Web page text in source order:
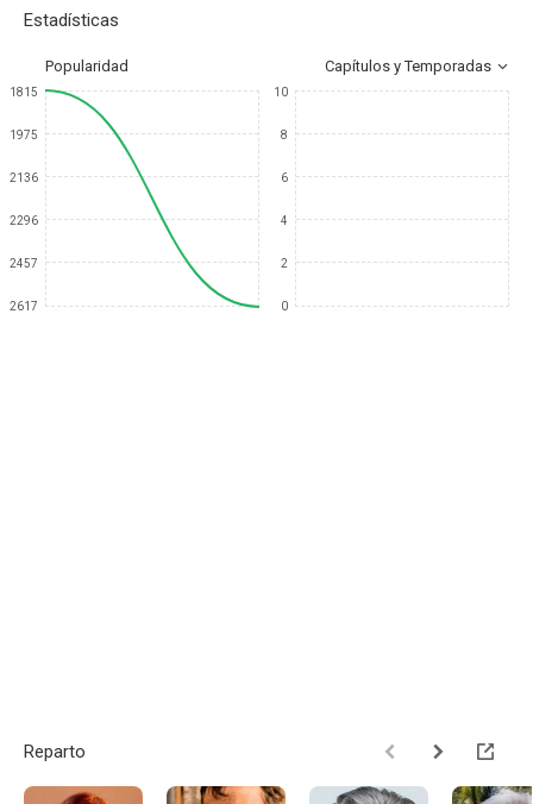
Estadísticas
Popularidad Capítulos y Temporadas
1815
1975
2136
2296
2457
2617
10
8
6
4
2
0
Reparto